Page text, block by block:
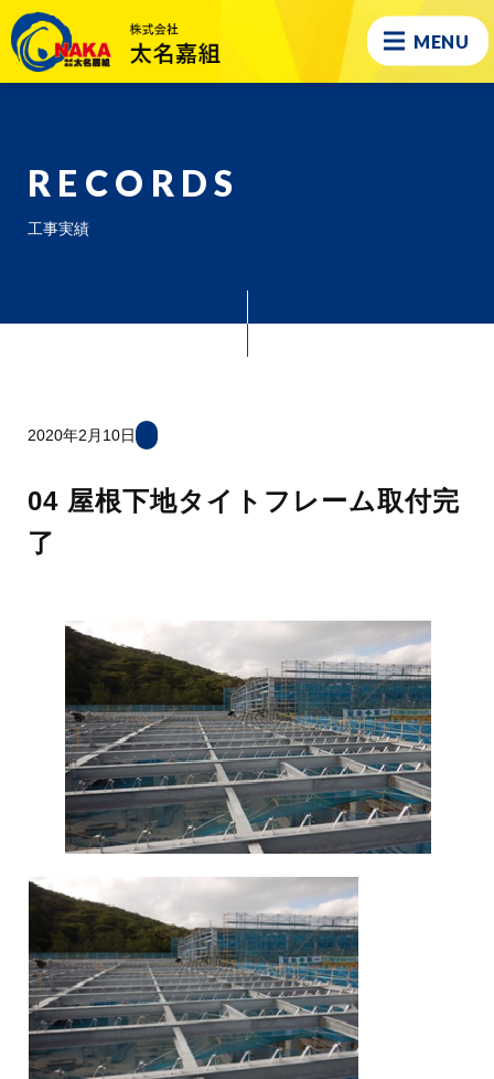
MENU
RECORDS
工事実績
2020年2月10日
04 屋根下地タイトフレーム取付完
了